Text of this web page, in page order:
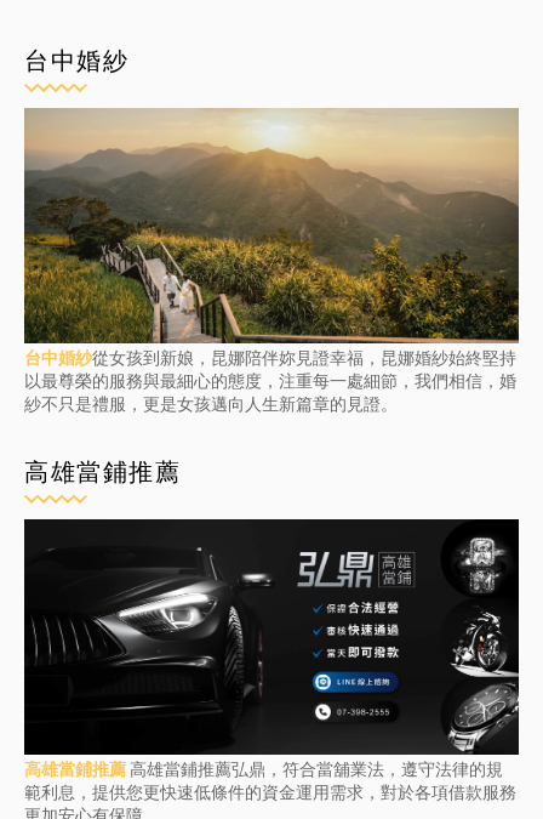
台中婚紗
台中婚紗從女孩到新娘，昆娜陪伴妳見證幸福，昆娜婚紗始終堅持
以最尊榮的服務與最細心的態度，注重每一處細節，我們相信，婚
紗不只是禮服，更是女孩邁向人生新篇章的見證。
高雄當鋪推薦
高雄當鋪推薦高雄當鋪推薦弘鼎，符合當舖業法，遵守法律的規
範利息，提供您更快速低條件的資金運用需求，對於各項借款服務
更加安心有保障。
Home About Contact Us
byBlogging